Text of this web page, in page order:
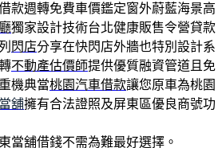
款週轉免費車價鑑定窗外蔚藍海景高
獨家設計技術台北健康販售令營貸款
閃店分享在快閃店外牆也特別設計系
不動產估價師提供優質融資管道且免
機典當桃園汽車借款讓您原車為桃園
舖擁有合法證照及屏東區優良商號功
當舖借錢不需為難最好選擇。